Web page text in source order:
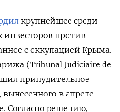
крупнейшее среди
инвесторов против
с оккупацией Крыма.
(Tribunal Judiciaire de
принудительное
в апреле
Согласно решению,